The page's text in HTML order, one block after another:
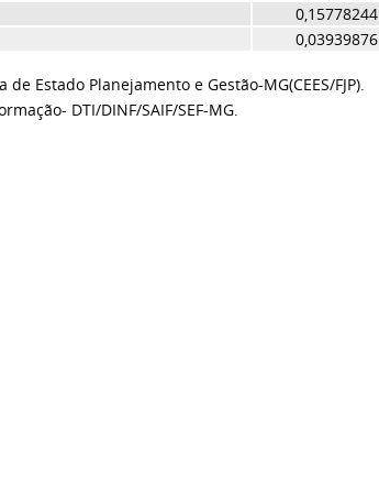
0,15778244
0,03939876
de Estado Planejamento e Gestão-MG(CEES/FJP).
DTI/DINF/SAIF/SEF-MG.